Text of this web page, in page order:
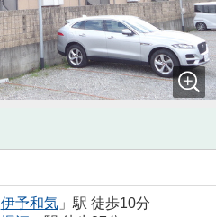
伊予和気」駅 徒歩10分